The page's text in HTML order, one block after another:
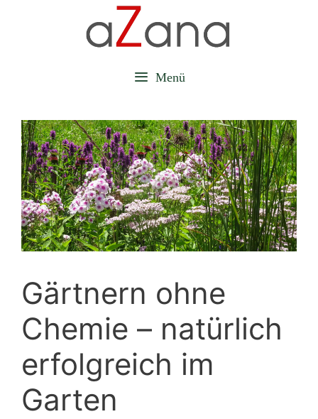
Menü
Gärtnern ohne
Chemie – natürlich
erfolgreich im
Garten